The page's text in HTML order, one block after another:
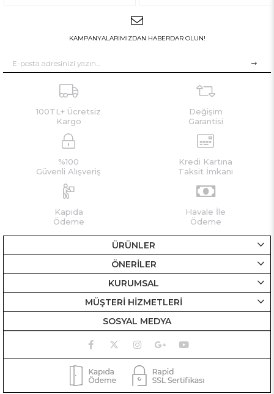
KAMPANYALARIMIZDAN HABERDAR OLUN!
100TL+ Ücretsiz
Kargo
Değişim
Garantisi
%100
Güvenli Alışveriş
Kredi Kartına
Taksit İmkanı
Kapıda
Ödeme
Havale İle
Ödeme
ÜRÜNLER
ÖNERİLER
KURUMSAL
MÜŞTERİ HİZMETLERİ
SOSYAL MEDYA